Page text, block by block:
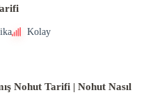
Kolay
Nohut Tarifi | Nohut Nasıl